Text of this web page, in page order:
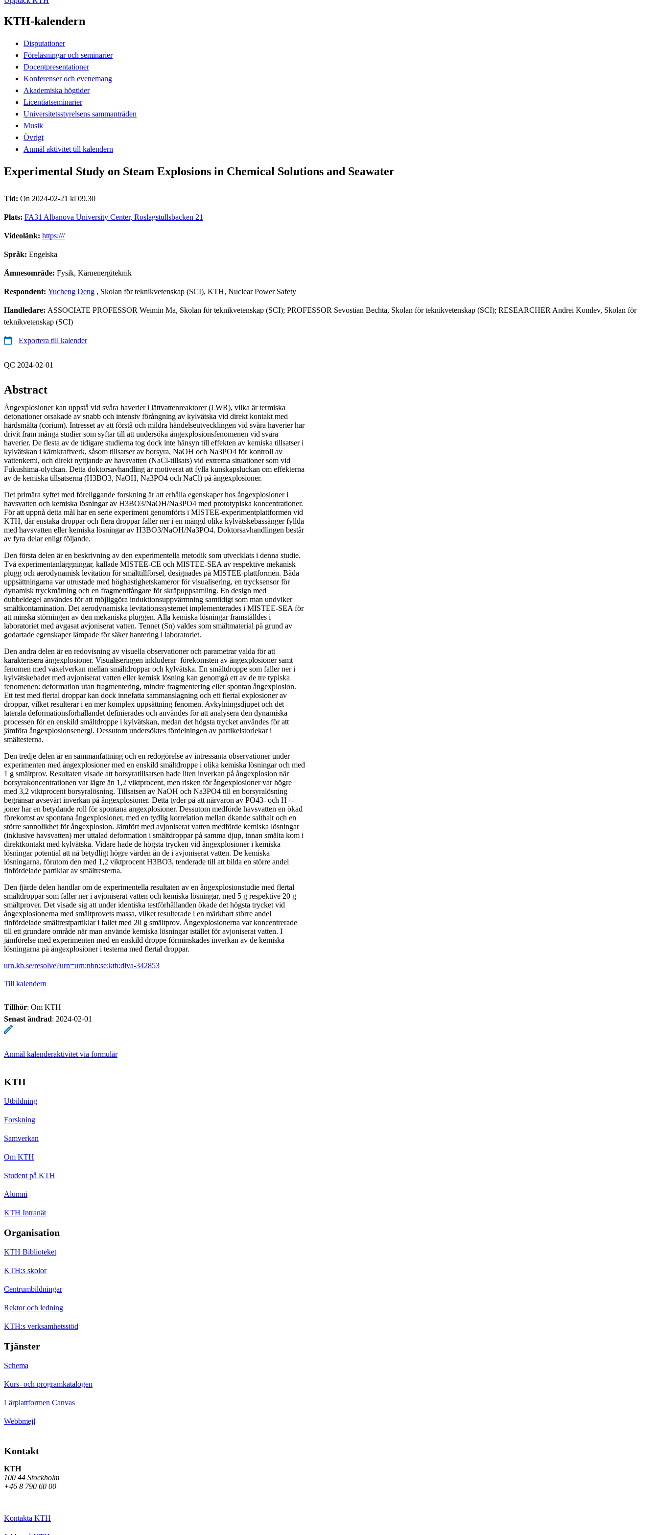
KTH-kalendern
Disputationer
Föreläsningar och seminarier
Docentpresentationer
Konferenser och evenemang
Akademiska högtider
Licentiatseminarier
Universitetsstyrelsens sammanträden
Musik
Övrigt
Anmäl aktivitet till kalendern
Experimental Study on Steam Explosions in Chemical Solutions and Seawater
Tid: On 2024-02-21 kl 09.30
Plats: FA31 Albanova University Center, Roslagstullsbacken 21
Videolänk: https:///
Språk: Engelska
Ämnesområde: Fysik, Kärnenergiteknik
Respondent: Yucheng Deng , Skolan för teknikvetenskap (SCI), KTH, Nuclear Power Safety
Handledare: ASSOCIATE PROFESSOR Weimin Ma, Skolan för teknikvetenskap (SCI); PROFESSOR Sevostian Bechta, Skolan för teknikvetenskap (SCI); RESEARCHER Andrei Komlev, Skolan för
teknikvetenskap (SCI)
Exportera till kalender
QC 2024-02-01
Abstract
Ångexplosioner kan uppstå vid svåra haverier i lättvattenreaktorer (LWR), vilka är termiska
detonationer orsakade av snabb och intensiv förångning av kylvätska vid direkt kontakt med
härdsmälta (corium). Intresset av att förstå och mildra händelseutvecklingen vid svåra haverier har
drivit fram många studier som syftar till att undersöka ångexplosionsfenomenen vid svåra
haverier. De flesta av de tidigare studierna tog dock inte hänsyn till effekten av kemiska tillsatser i
kylvätskan i kärnkraftverk, såsom tillsatser av borsyra, NaOH och Na3PO4 för kontroll av
vattenkemi, och direkt nyttjande av havsvatten (NaCl-tillsats) vid extrema situationer som vid
Fukushima-olyckan. Detta doktorsavhandling är motiverat att fylla kunskapsluckan om effekterna
av de kemiska tillsatserna (H3BO3, NaOH, Na3PO4 och NaCl) på ångexplosioner.
Det primära syftet med föreliggande forskning är att erhålla egenskaper hos ångexplosioner i
havsvatten och kemiska lösningar av H3BO3/NaOH/Na3PO4 med prototypiska koncentrationer.
För att uppnå detta mål har en serie experiment genomförts i MISTEE-experimentplattformen vid
KTH, där enstaka droppar och flera droppar faller ner i en mängd olika kylvätskebassänger fyllda
med havsvatten eller kemiska lösningar av H3BO3/NaOH/Na3PO4. Doktorsavhandlingen består
av fyra delar enligt följande.
Den första delen är en beskrivning av den experimentella metodik som utvecklats i denna studie.
Två experimentanläggningar, kallade MISTEE-CE och MISTEE-SEA av respektive mekanisk
plugg och aerodynamisk levitation för smälttillförsel, designades på MISTEE-plattformen. Båda
uppsättningarna var utrustade med höghastighetskameror för visualisering, en trycksensor för
dynamisk tryckmätning och en fragmentfångare för skräpuppsamling. En design med
dubbeldegel användes för att möjliggöra induktionsuppvärmning samtidigt som man undviker
smältkontamination. Det aerodynamiska levitationssystemet implementerades i MISTEE-SEA för
att minska störningen av den mekaniska pluggen. Alla kemiska lösningar framställdes i
laboratoriet med avgasat avjoniserat vatten. Tennet (Sn) valdes som smältmaterial på grund av
godartade egenskaper lämpade för säker hantering i laboratoriet.
Den andra delen är en redovisning av visuella observationer och parametrar valda för att
karakterisera ångexplosioner. Visualiseringen inkluderar förekomsten av ångexplosioner samt
fenomen med växelverkan mellan smältdroppar och kylvätska. En smältdroppe som faller ner i
kylvätskebadet med avjoniserat vatten eller kemisk lösning kan genomgå ett av de tre typiska
fenomenen: deformation utan fragmentering, mindre fragmentering eller spontan ångexplosion.
Ett test med flertal droppar kan dock innefatta sammanslagning och ett flertal explosioner av
droppar, vilket resulterar i en mer komplex uppsättning fenomen. Avkylningsdjupet och det
laterala deformationsförhållandet definierades och användes för att analysera den dynamiska
processen för en enskild smältdroppe i kylvätskan, medan det högsta trycket användes för att
jämföra ångexplosionsenergi. Dessutom undersöktes fördelningen av partikelstorlekar i
smältesterna.
Den tredje delen är en sammanfattning och en redogörelse av intressanta observationer under
experimenten med ångexplosioner med en enskild smältdroppe i olika kemiska lösningar och med
1 g smältprov. Resultaten visade att borsyratillsatsen hade liten inverkan på ångexplosion när
borsyrakoncentrationen var lägre än 1,2 viktprocent, men risken för ångexplosioner var högre
med 3,2 viktprocent borsyralösning. Tillsatsen av NaOH och Na3PO4 till en borsyralösning
begränsar avsevärt inverkan på ångexplosioner. Detta tyder på att närvaron av PO43- och H+-
joner har en betydande roll för spontana ångexplosioner. Dessutom medförde havsvatten en ökad
förekomst av spontana ångexplosioner, med en tydlig korrelation mellan ökande salthalt och en
större sannolikhet för ångexplosion. Jämfört med avjoniserat vatten medförde kemiska lösningar
(inklusive havsvatten) mer uttalad deformation i smältdroppar på samma djup, innan smälta kom i
direktkontakt med kylvätska. Vidare hade de högsta trycken vid ångexplosioner i kemiska
lösningar potential att nå betydligt högre värden än de i avjoniserat vatten. De kemiska
lösningarna, förutom den med 1,2 viktprocent H3BO3, tenderade till att bilda en större andel
finfördelade partiklar av smältresterna.
Den fjärde delen handlar om de experimentella resultaten av en ångexplosionstudie med flertal
smältdroppar som faller ner i avjoniserat vatten och kemiska lösningar, med 5 g respektive 20 g
smältprover. Det visade sig att under identiska testförhållanden ökade det högsta trycket vid
ångexplosionerna med smältprovets massa, vilket resulterade i en märkbart större andel
finfördelade smältrestpartiklar i fallet med 20 g smältprov. Ångexplosionerna var koncentrerade
till ett grundare område när man använde kemiska lösningar istället för avjoniserat vatten. I
jämförelse med experimenten med en enskild droppe förminskades inverkan av de kemiska
lösningarna på ångexplosioner i testerna med flertal droppar.
urn.kb.se/resolve?urn=urn:nbn:se:kth:diva-342853
Till kalendern
Tillhör: Om KTH
Senast ändrad: 2024-02-01
Anmäl kalenderaktivitet via formulär
KTH
Utbildning
Forskning
Samverkan
Om KTH
Student på KTH
Alumni
KTH Intranät
Organisation
KTH Biblioteket
KTH:s skolor
Centrumbildningar
Rektor och ledning
KTH:s verksamhetsstöd
Tjänster
Schema
Kurs- och programkatalogen
Lärplattformen Canvas
Webbmejl
Kontakt
KTH
100 44 Stockholm
+46 8 790 60 00
Kontakta KTH